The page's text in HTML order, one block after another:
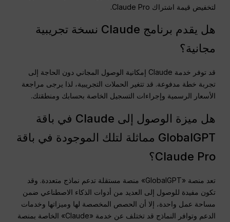
لتخفيض قيمة اشتراك Claude Pro.
هل يقدم برنامج Claude نسخة تجريبية
مجانية؟
قد توفر خدمة Claude إمكانية الوصول المجاني دون الحاجة إلى
تجربة خطة مدفوعة. قد تتغير الحملات التجريبية، لذا يرجى مراجعة
الأسعار الرسمية وإجراءات التسجيل الخاصة بحسابك ومنطقتك.
هل ميزة الوصول إلى Claude في باقة
GlobalGPT مماثلة لتلك الموجودة في باقة
Claude Pro؟
تعد منصة «GlobalGPT» منصة مستقلة تدعم نماذج متعددة. وقد
تكون مفيدة للوصول إلى العديد من أدوات الذكاء الاصطناعي ضمن
مساحة عمل واحدة، إلا أن الحصص المخصصة لها وميزاتها وخدمات
الدعم وتوافر النماذج قد تختلف عن خدمة «Claude» الخاصة بمنصة